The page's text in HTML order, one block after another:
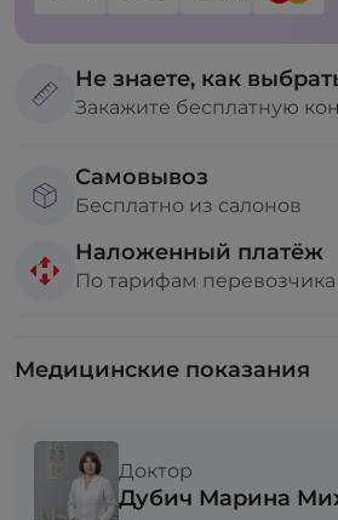
Не знаете, как
Закажите бесплатную
Самовывоз
Бесплатно из салонов
Наложенный платёж
По тарифам перевозчика
Медицинские показания
Доктор
Дубич Марина